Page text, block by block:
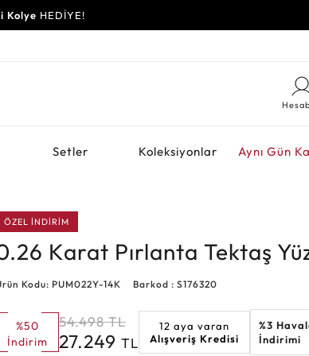
Kolye HEDİYE!
Setler Koleksiyonlar Aynı Gün
ÖZEL İNDİRİM
Karat Pırlanta Tektaş
Kodu: PUM022Y-14K Barkod : S176320
%50
İndirim
54.498 TL
27.249TL
12 aya varan
Alışveriş Kredisi
%3
İndirimi